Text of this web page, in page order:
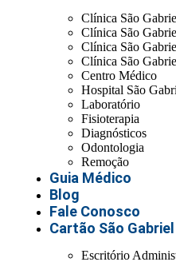
Clínica São
Clínica São
Clínica São
Clínica São
Centro Médico
Hospital São
Laboratório
Fisioterapia
Diagnósticos
Odontologia
Remoção
Guia Médico
Blog
Fale Conosco
Cartão São Gabriel
Escritório